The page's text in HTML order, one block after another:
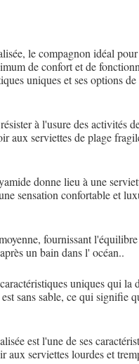
le compagnon idéal
de confort et de
uniques et ses options
à l'usure des activités
aux serviettes de plage
donne lieu à une
sensation confortable et
fournissant
un bain dans l' océan..
uniques qui
sans sable, ce qui signifie
est l'une de ses
serviettes lourdes et